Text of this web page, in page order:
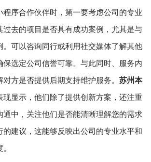
程序合作伙伴时，第一要考虑公司的专业
过去的项目是否具有成功案例，尤其是与
。可以咨询同行或利用社交媒体了解其他
保选定公司信誉可靠。与此同时、服务内
对方是否提供后期支持维护服务。苏州本
现显示，他们除了提供创新方案，还注重
通中，关注他们是否能清晰理解您的需求
的建议，这能够反映出公司的专业水平和